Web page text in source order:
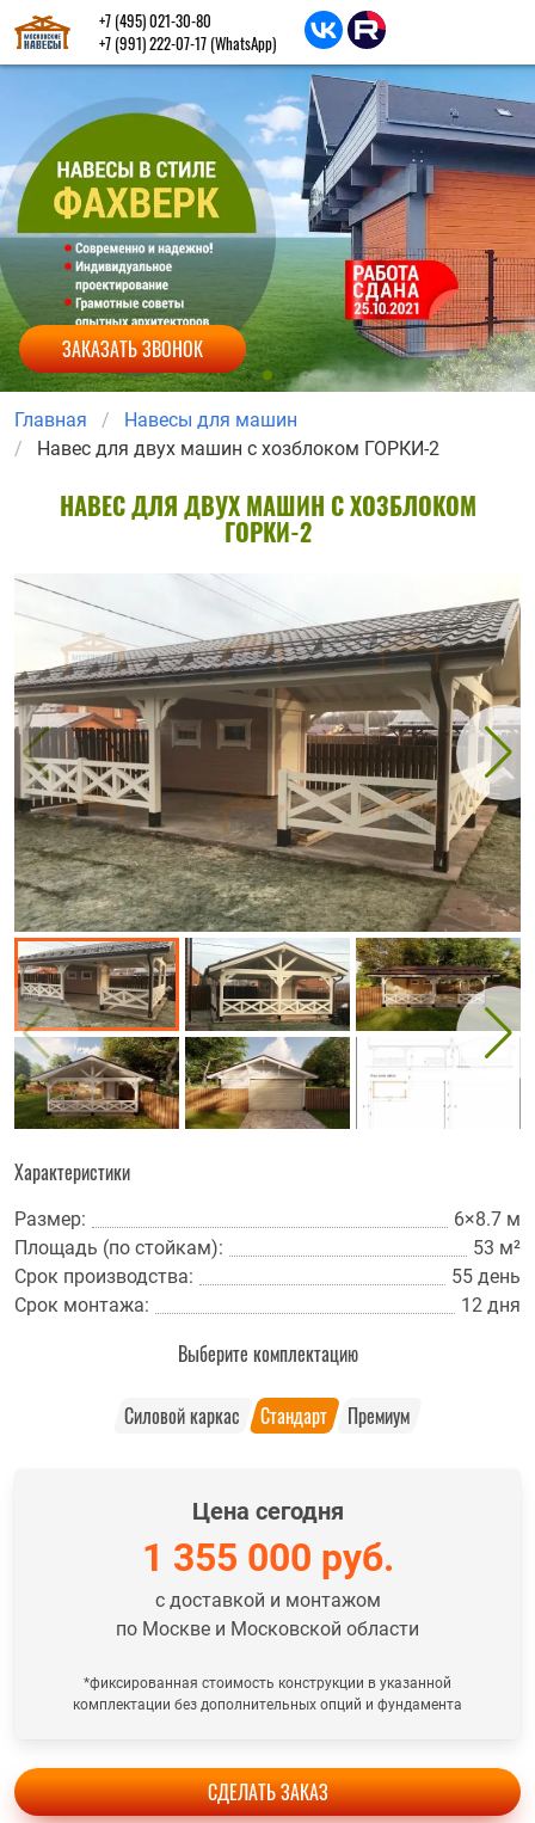
ЗАКАЗАТЬ ЗВОНОК
+7 (495) 021-30-80
+7 (991) 222-07-17 (WhatsApp)
Главная
Навесы для машин
Навес для двух машин с хозблоком ГОРКИ-2
НАВЕС ДЛЯ ДВУХ МАШИН С ХОЗБЛОКОМ
ГОРКИ-2
Характеристики
Размер:
6×8.7 м
Площадь (по стойкам):
53 м²
Срок производства:
55 день
Срок монтажа:
12 дня
Выберите комплектацию
Силовой каркас Стандарт Премиум
Цена сегодня
1 355 000 руб.
с доставкой и монтажом
по Москве и Московской области
*фиксированная стоимость конструкции в указанной
комплектации без дополнительных опций и фундамента
СДЕЛАТЬ ЗАКАЗ